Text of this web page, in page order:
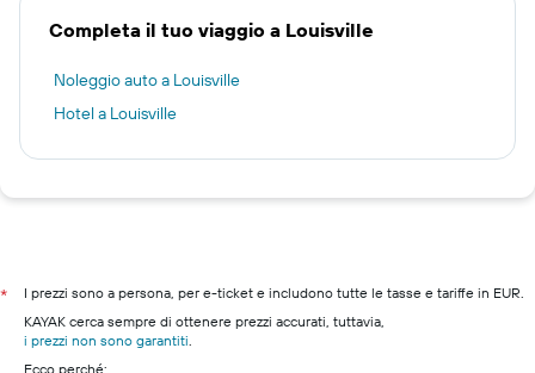
Completa il tuo viaggio a Louisville
Noleggio auto a Louisville
Hotel a Louisville
*
I prezzi sono a persona, per e-ticket e includono tutte le tasse e tariffe in EUR.
KAYAK cerca sempre di ottenere prezzi accurati, tuttavia,
i prezzi non sono garantiti.
Ecco perché: